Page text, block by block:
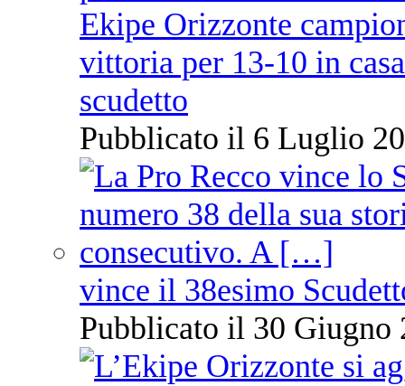
Ekipe Orizzonte
vittoria per 13-10 in
scudetto
Pubblicato il 6 Luglio
vince il 38esimo
Pubblicato il 30 Giugno